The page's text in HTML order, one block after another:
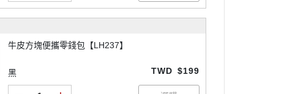
牛皮方塊便攜零錢包【LH237】
黑 TWD $199